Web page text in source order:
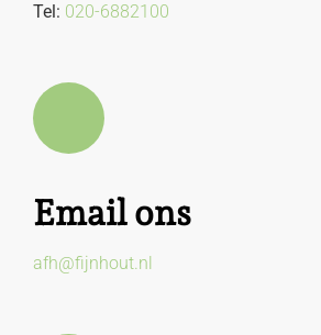
Tel: 020-6882100
Email ons
afh@fijnhout.nl